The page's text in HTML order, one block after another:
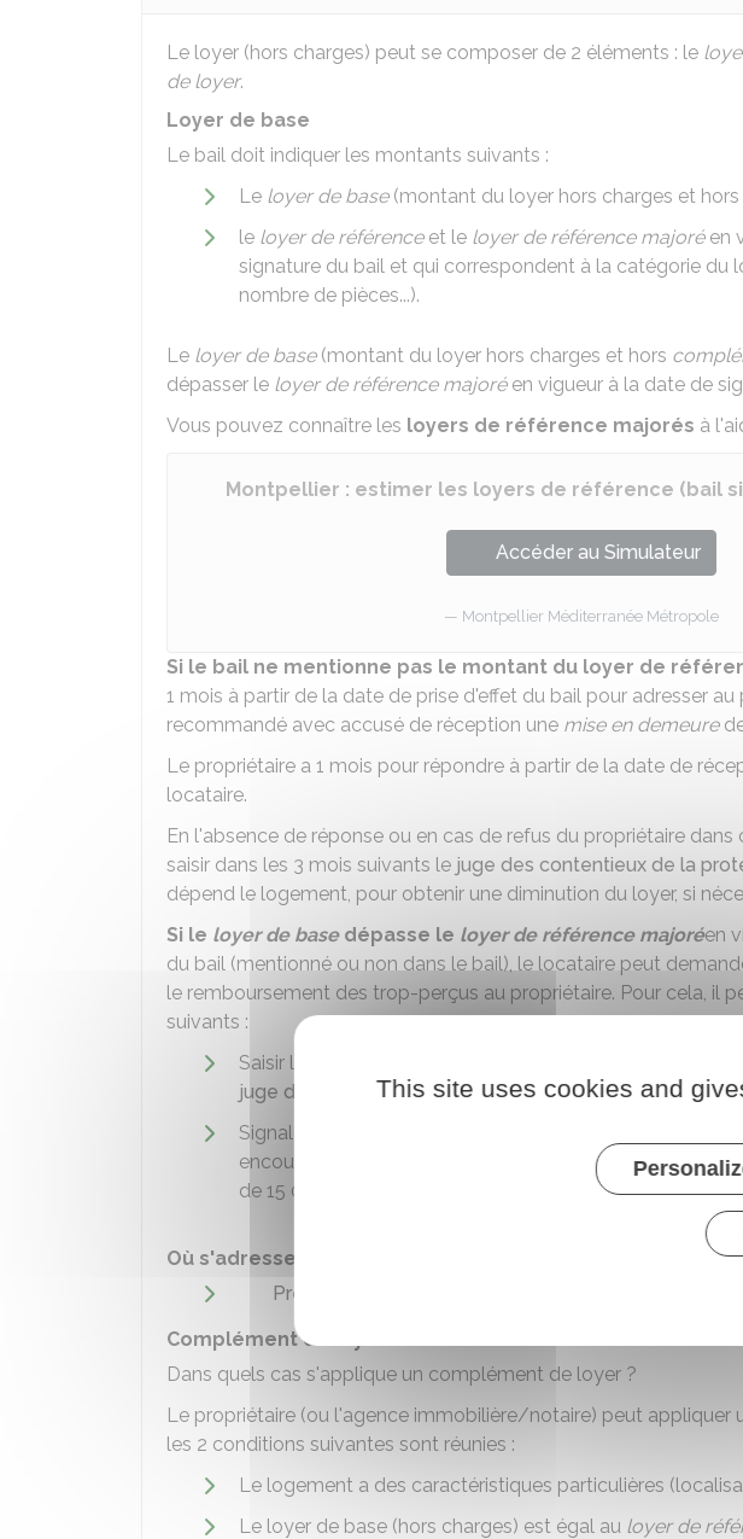
Le loyer (hors charges) peut se composer de 2 éléments : le
de loyer.
Loyer de base
Le bail doit indiquer les montants suivants :
Le loyer de base(montant du loyer hors charges et hors
le loyer de référenceet le loyer de référence majoréen
signature du bail et qui correspondent à la catégorie du
nombre de pièces...).
Le loyer de base(montant du loyer hors charges et hors
dépasser le loyer de référence majoréen vigueur à la date de
Vous pouvez connaître les loyers de référence majorés à
Montpellier : estimer les loyers de référence (bail
Accéder au Simulateur
Montpellier Méditerranée Métropole
Si le bail ne mentionne pas le montant du loyer de
1 mois à partir de la date de prise d'effet du bail pour adresser
recommandé avec accusé de réception une mise en demeure
Le propriétaire a 1 mois pour répondre à partir de la date de
locataire.
En l'absence de réponse ou en cas de refus du propriétaire
saisir dans les 3 mois suivants le juge des contentieux de la
dépend le logement, pour obtenir une diminution du loyer, si
Si le loyer de basedépasse le loyer de référence majoréen
du bail (mentionné ou non dans le bail), le locataire peut
le remboursement des trop-perçus au propriétaire. Pour cela, il
suivants :
Saisir la
juge des contentieux de la protectiondu tribunal dont
Signaler le non-respect de l'encadrement des loyers à la
encourt une amende administrative de
5 000 €s'il s'agit
de 15 000 € s'il s'agit d'une personne morale.
Où s'adresser ?
Préfecture
Complément de loyer
Dans quels cas s'applique un complément de loyer ?
Le propriétaire (ou l'agence immobilière/notaire) peut appliquer
les 2 conditions suivantes sont réunies :
Le logement a des caractéristiques particulières
Le loyer de base (hors charges) est égal au loyer de
This site uses cookies and